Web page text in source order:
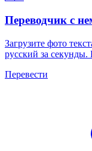
Переводчик с
Загрузите фото
русский за секунды.
Перевести